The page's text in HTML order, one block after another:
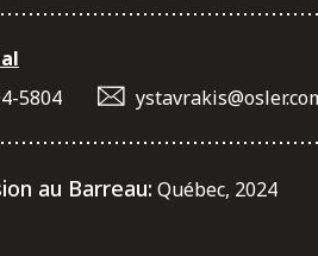
5804
au Barreau: Québec, 2024